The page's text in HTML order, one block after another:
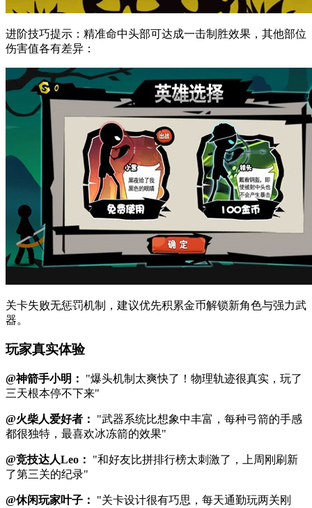
进阶技巧提示：精准命中头部可达成一击制胜效果，其他部位
伤害值各有差异：
关卡失败无惩罚机制，建议优先积累金币解锁新角色与强力武
器。
玩家真实体验
@神箭手小明：
"爆头机制太爽快了！物理轨迹很真实，玩了
三天根本停不下来"
@火柴人爱好者：
"武器系统比想象中丰富，每种弓箭的手感
都很独特，最喜欢冰冻箭的效果"
@竞技达人Leo：
"和好友比拼排行榜太刺激了，上周刚刷新
了第三关的纪录"
@休闲玩家叶子：
"关卡设计很有巧思，每天通勤玩两关刚